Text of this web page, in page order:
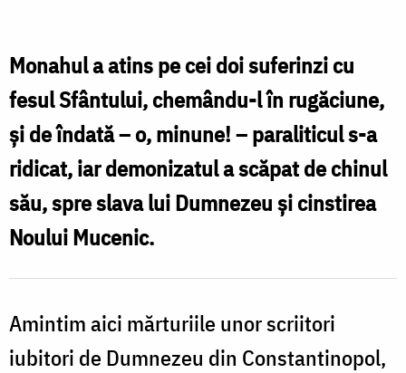
Mucenic
Ignatie
/
Foto:
Gabriela
Pipirig
Monahul a atins pe cei doi suferinzi cu
fesul Sfântului, chemându-l în rugăciune,
şi de îndată – o, minune! – paraliticul s-a
ridicat, iar demonizatul a scăpat de chinul
său, spre slava lui Dumnezeu şi cinstirea
Noului Mucenic.
Amintim aici mărturiile unor scriitori
iubitori de Dumnezeu din Constantinopol,